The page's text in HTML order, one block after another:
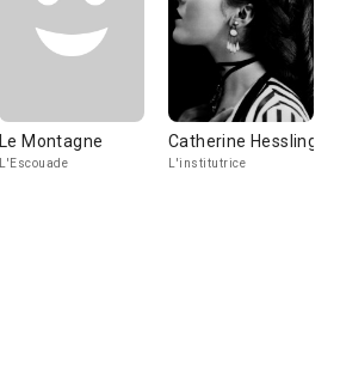
Le Montagne
L'Escouade
Catherine Hessling
L'institutrice